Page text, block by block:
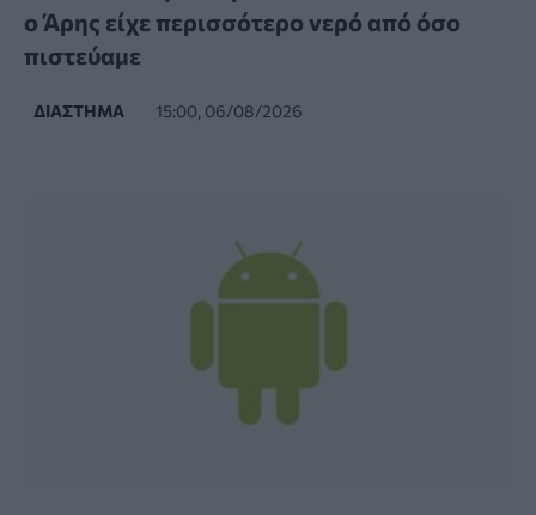
ο Άρης είχε περισσότερο νερό από όσο
πιστεύαμε
ΔΙΆΣΤΗΜΑ 15:00, 06/08/2026